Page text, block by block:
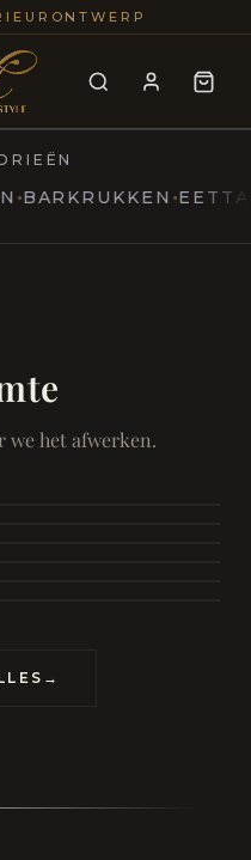
25+
EETTAFELS
we het afwerken.
→